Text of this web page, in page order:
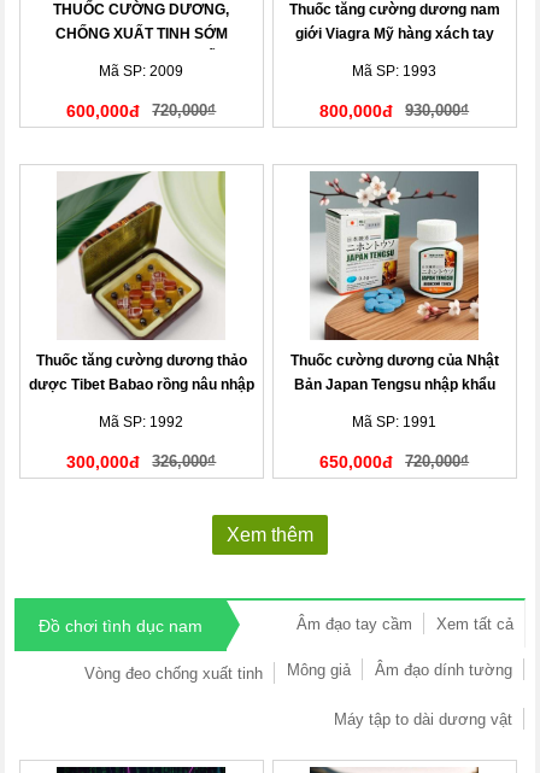
THUỐC CƯỜNG DƯƠNG,
CHỐNG XUẤT TINH SỚM
Mã SP: 2009
600,000đ 720,000₫
Thuốc tăng cường dương nam
giới Viagra Mỹ hàng xách tay
Mã SP: 1993
800,000đ 930,000₫
Thuốc tăng cường dương thảo
dược Tibet Babao rồng nâu nhập
Mã SP: 1992
300,000đ 326,000₫
Thuốc cường dương của Nhật
Bản Japan Tengsu nhập khẩu
Mã SP: 1991
650,000đ 720,000₫
Xem thêm
Đồ chơi tình dục nam Xem tất cả
Âm đạo tay cầm
Âm đạo dính tường
Mông giả
Vòng đeo chống xuất tinh
Máy tập to dài dương vật